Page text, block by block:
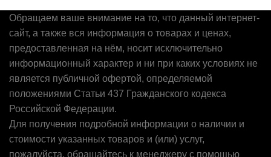
Обращаем ваше внимание на то, что данный интернет-
сайт, а также вся информация о товарах и ценах,
предоставленная на нём, носит исключительно
информационный характер и ни при каких условиях не
является публичной офертой, определяемой
положениями Статьи 437 Гражданского кодекса
Российской Федерации.
Для получения подробной информации о наличии и
стоимости указанных товаров и (или) услуг,
пожалуйста, обращайтесь к менеджеру с помощью